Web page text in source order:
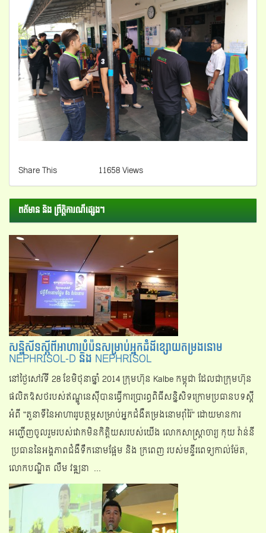
Share This 11658 Views
ពត័មាន និង ព្រឺត្តិការណ៏ផ្សេងៗ
សន្និសីទស្ដីពីអាហារបំប៉នសម្រាប់អ្នកជំងីខ្សោយតម្រងនោម
NEPHRISOL-D និង NEPHRISOL
នៅថ្ងៃសៅរ៍ទី 28 ខែមិថុនាឆ្នាំ 2014 ក្រុមហ៊ុន Kalbe កម្ពុជា ដែលជាក្រុមហ៊ុន
ផលិតឱសថរបស់ឥណ្ឌូនេស៊ីបានធ្វើការប្រារព្ធពិធីសន្និសិទក្រោមប្រធានបទស្ដី
អំពី "តួនាទីនៃអាហាររូបត្ថម្ភសម្រាប់អ្នកជំងឺតម្រងនោមរ៉ាំរ៉ៃ" ដោយមានការ
អញ្ជើញចូលរួមរបស់វោកមិនកិត្តិយសរបស់យើង លោកសាស្រ្តាចារ្យ កុយ វ៉ាន់នី
ប្រធាននៃអង្គភាពជំងឺទឹកនោមផ្អែម និង ក្រពេញ របស់មន្ទីរពេទ្យកាល់ម៉ែត,
លោកបណ្ឌិត លឹម វឌ្ឍនា ...